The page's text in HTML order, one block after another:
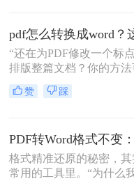
的PDF是什么类型、要转
对排版要求高不高。本
景，把我自己实际用过、
转、批量处理、以及对排
“还在为PDF修改一个标
排版整篇文档？你的方
始就错了。”作为一名深
软件领域多年的测评博主
赞 踩
格式精准还原的秘密，
常用的工具里。“为什么